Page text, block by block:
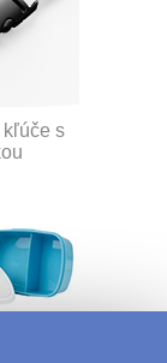
kľúče s